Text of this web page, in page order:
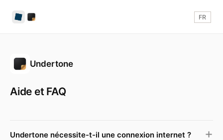
FR
Undertone
Aide et FAQ
Undertone nécessite-t-il une connexion internet ?